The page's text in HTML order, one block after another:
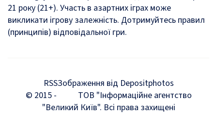
Комуналка
Хроніки війни
Мегаполіс
Київщина
21 року (21+). Участь в азартних іграх може
викликати ігрову залежність. Дотримуйтесь правил
(принципів) відповідальної гри.
RSSЗображення від Depositphotos
© 2015 -
ТОВ "Інформаційне агентство
"Великий Київ". Всі права захищені